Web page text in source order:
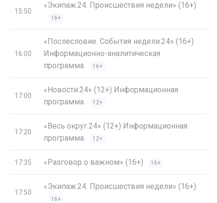
15:50
«Экипаж.24. Происшествия недели» (16+)
16+
16:00
«Послесловие. События недели.24» (16+)
Информационно-аналитическая
программа.
16+
17:00
«Новости.24» (12+) Информационная
программа.
12+
17:20
«Весь округ.24» (12+) Информационная
программа.
12+
17:35 «Разговор о важном» (16+) 16+
17:50
«Экипаж.24. Происшествия недели» (16+)
16+